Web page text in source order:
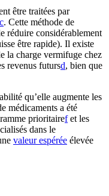
être traitées par
c. Cette méthode de
réduire considérablement
être rapide). Il existe
la charge vermifuge chez
revenus futurs⁠d, bien que
qu’elle augmente les
médicaments a été
prioritaire⁠fet les
dans le
valeur espérée élevée